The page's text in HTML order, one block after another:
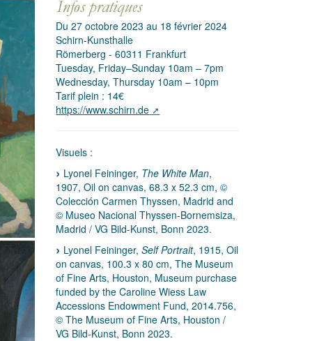
Du 27 octobre 2023 au 18 février 2024
Schirn-Kunsthalle
Römerberg - 60311 Frankfurt
Tuesday, Friday–Sunday 10am – 7pm
Wednesday, Thursday 10am – 10pm
Tarif plein : 14€
https://www.schirn.de
Visuels :
Lyonel Feininger, The White Man,
1907, Oil on canvas, 68.3 x 52.3 cm, ©
Colección Carmen Thyssen, Madrid and
© Museo Nacional Thyssen-Bornemsiza,
Madrid / VG Bild-Kunst, Bonn 2023.
Lyonel Feininger,Self Portrait, 1915, Oil
on canvas, 100.3 x 80 cm, The Museum
of Fine Arts, Houston, Museum purchase
funded by the Caroline Wiess Law
Accessions Endowment Fund, 2014.756,
© The Museum of Fine Arts, Houston /
VG Bild-Kunst, Bonn 2023.